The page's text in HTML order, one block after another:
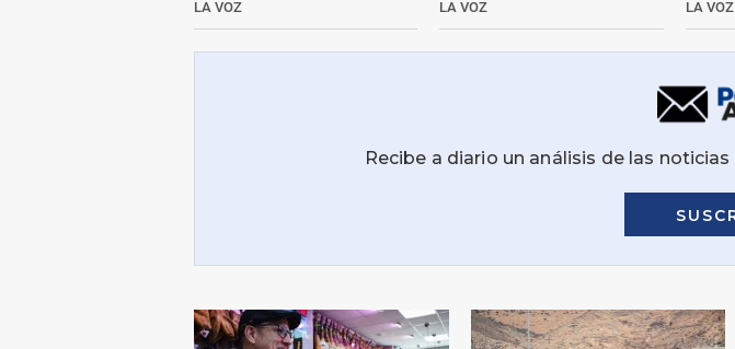
LA VOZ LA VOZ LA VOZ